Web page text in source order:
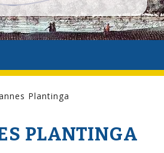
Plantinga
PLANTINGA